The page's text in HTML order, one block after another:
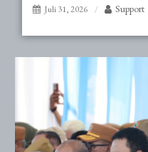
Juli 31, 2026 Support